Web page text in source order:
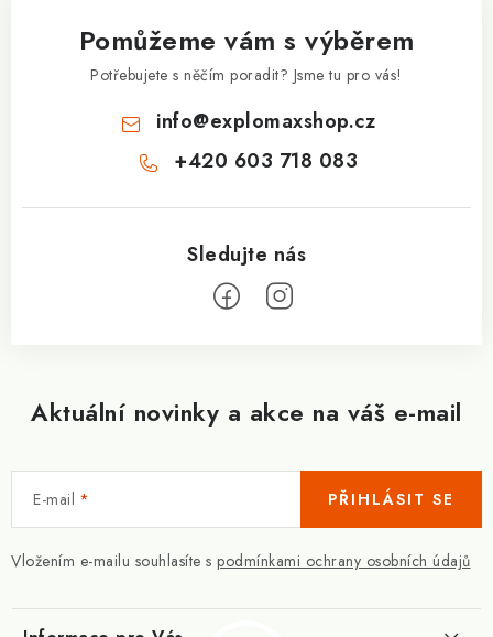
Aktuální novinky a akce na váš e-mail
E-mail
Vložením e-mailu souhlasíte s podmínkami ochrany osobních údajů
PŘIHLÁSIT SE
Pomůžeme vám s výběrem
Potřebujete s něčím poradit? Jsme tu pro vás!
info@explomaxshop.cz
+420 603 718 083